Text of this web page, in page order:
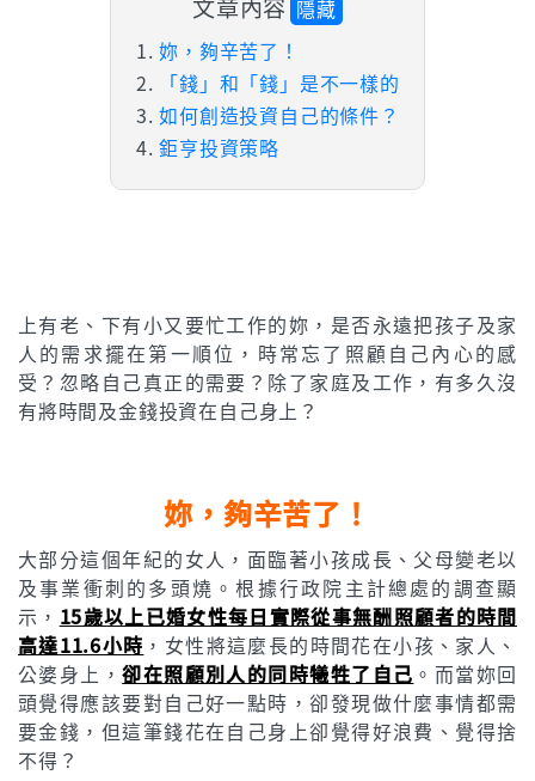
文章內容 隱藏
妳，夠辛苦了！
「錢」和「錢」是不一樣的
如何創造投資自己的條件？
鉅亨投資策略
上有老、下有小又要忙工作的妳，是否永遠把孩子及家
人的需求擺在第一順位，時常忘了照顧自己內心的感
受？忽略自己真正的需要？除了家庭及工作，有多久沒
有將時間及金錢投資在自己身上？
妳，夠辛苦了！
大部分這個年紀的女人，面臨著小孩成長、父母變老以
及事業衝刺的多頭燒。根據行政院主計總處的調查顯
示， 15歲以上已婚女性每日實際從事無酬照顧者的時間
高達11.6小時 ，女性將這麼長的時間花在小孩、家人、
公婆身上，卻在照顧別人的同時犧牲了自己 。而當妳回
頭覺得應該要對自己好一點時，卻發現做什麼事情都需
要金錢，但這筆錢花在自己身上卻覺得好浪費、覺得捨
不得？